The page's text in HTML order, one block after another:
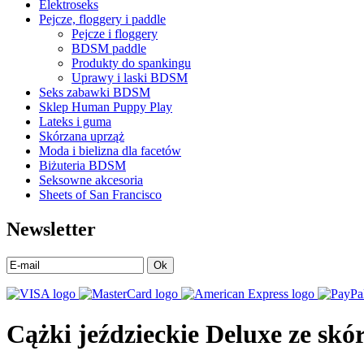
Elektroseks
Pejcze, floggery i paddle
Pejcze i floggery
BDSM paddle
Produkty do spankingu
Uprawy i laski BDSM
Seks zabawki BDSM
Sklep Human Puppy Play
Lateks i guma
Skórzana uprząż
Moda i bielizna dla facetów
Biżuteria BDSM
Seksowne akcesoria
Sheets of San Francisco
Newsletter
Ok
Cążki jeździeckie Deluxe ze